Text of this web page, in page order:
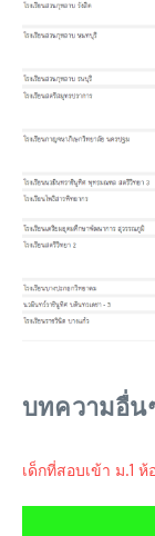
บทความอื่น
เด็กที่สอบเข้า ม.1